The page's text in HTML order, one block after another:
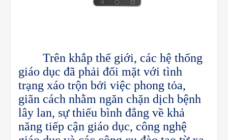
Trên khắp thế giới, các hệ thống
giáo dục đã phải đối mặt với tình
trạng xáo trộn bởi việc phong tỏa,
giãn cách nhằm ngăn chặn dịch bệnh
lây lan, sự thiếu bình đẳng về khả
năng tiếp cận giáo dục, công nghệ